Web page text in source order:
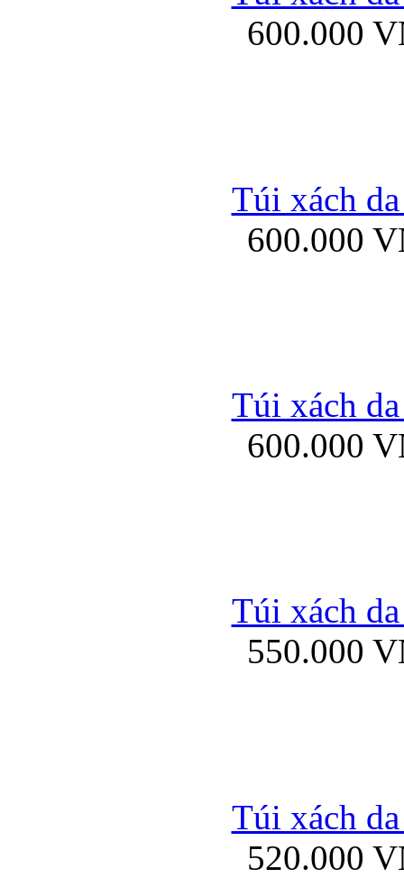
Bao da iPhone 5
Bao da iPad
600.000
Túi xách
600.000
Túi xách
600.000
Túi xách
550.000
Túi xách
520.000